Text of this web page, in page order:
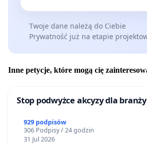
Twoje dane należą do Ciebie
Prywatność już na etapie
Inne petycje, które mogą cię
Stop podwyżce akcyzy dla
929 podpisów
306 Podpisy / 24 godzin
31 Jul 2026